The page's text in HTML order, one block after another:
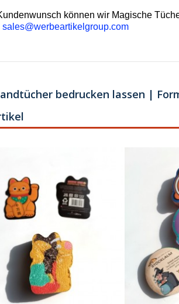
können wir Magische
sales@werbeartikelgroup.com
bedrucken lassen |